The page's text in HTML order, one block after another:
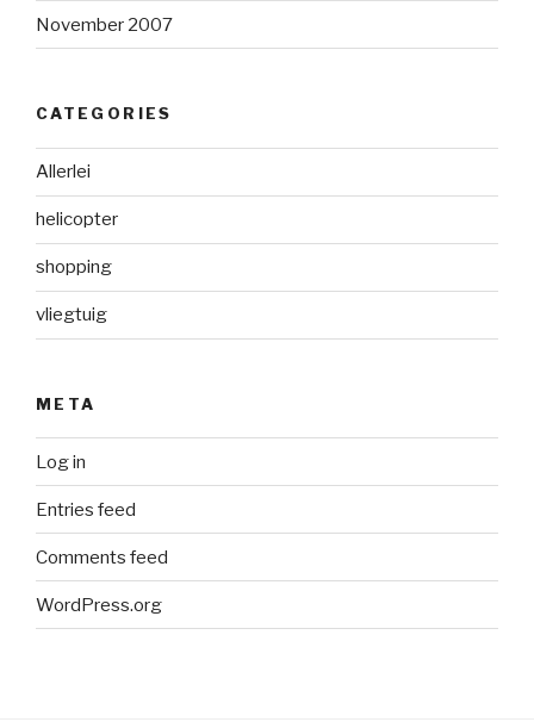
November 2007
CATEGORIES
Allerlei
helicopter
shopping
vliegtuig
META
Log in
Entries feed
Comments feed
WordPress.org